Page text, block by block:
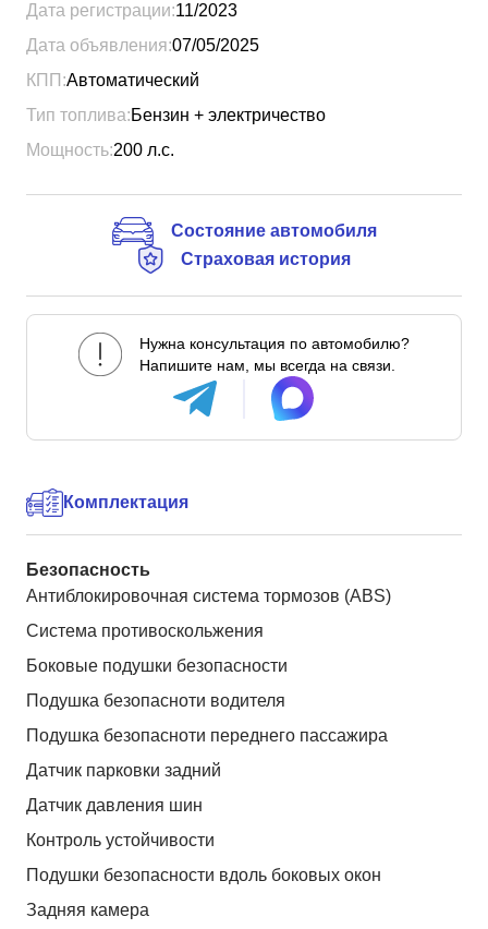
Дата регистрации:11/2023
Дата объявления:07/05/2025
КПП:Автоматический
Тип топлива:Бензин + электричество
Мощность:200 л.с.
Состояние автомобиля
Страховая история
Нужна консультация по автомобилю?
Напишите нам, мы всегда на связи.
Комплектация
Безопасность
Антиблокировочная система тормозов (ABS)
Система противоскольжения
Боковые подушки безопасности
Подушка безопасноти водителя
Подушка безопасноти переднего пассажира
Датчик парковки задний
Датчик давления шин
Контроль устойчивости
Подушки безопасности вдоль боковых окон
Задняя камера